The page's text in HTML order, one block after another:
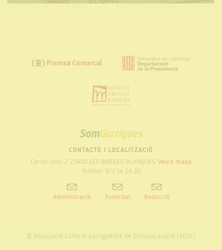
SOM
GARRIGUES
CONTACTE I LOCALITZACIÓ
Carrer nou, 2 25400 LES BORGES BLANQUES Veure mapa
Telèfon: 973 14 24 20
Administració Publicitat Redacció
© Associació Cultural Garriguenca de Comunicacions (ACGC)